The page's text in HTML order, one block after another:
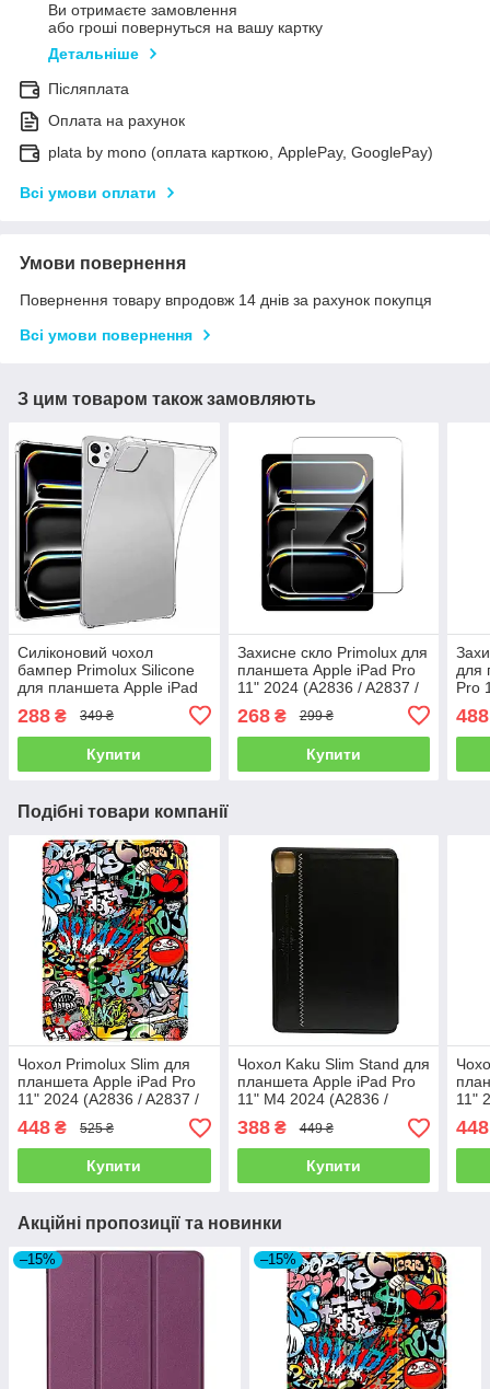
Ви отримаєте замовлення
або гроші повернуться на вашу картку
Детальніше
Післяплата
Оплата на рахунок
plata by mono (оплата карткою, ApplePay, GooglePay)
Всі умови оплати
Умови повернення
Повернення товару впродовж 14 днів за рахунок покупця
Всі умови повернення
З цим товаром також замовляють
Силіконовий чохол
бампер Primolux Silicone
для планшета Apple iPad
A2837 / A3006) - Clear
288 ₴ 349 ₴
Купити
Захисне скло Primolux для
планшета Apple iPad Pro
11" 2024 (A2836 / A2837 /
268₴ 299 ₴
Купити
для
Pro
488
Подібні товари компанії
Чохол Primolux Slim для
планшета Apple iPad Pro
11" 2024 (A2836 / A2837 /
A3006) - Graffiti
448 ₴ 525 ₴
Купити
Чохол Kaku Slim Stand для
планшета Apple iPad Pro
11" M4 2024 (A2836 /
A2837 / A3006) - Black
388₴ 449 ₴
Купити
11"
448
Акційні пропозиції та новинки
–15% –15%